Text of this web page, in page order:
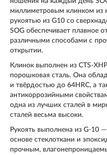
миллиметровым клинком из
рукоятью из G10 со
SOG обеспечивает плавное
различными способами с
открытии.
Клинок выполнен из CTS-
порошковая сталь. Она
и твёрдостью до 64HRС, а
антикоррозийными
одна из лучших сталей в
сталей весьма высоки.
Рукоять выполнена из G-10
основе стеклоткани и
прочным,